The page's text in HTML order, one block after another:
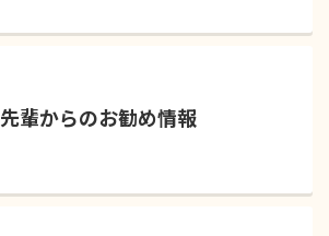
先輩からのお勧め情報